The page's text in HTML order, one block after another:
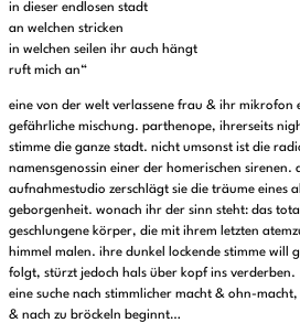
in dieser endlosen stadt
an welchen stricken
in welchen seilen ihr auch hängt
ruft mich an“
eine von der welt verlassene frau & ihr mikrofon
gefährliche mischung. parthenope, ihrerseits
stimme die ganze stadt. nicht umsonst ist die
namensgenossin einer der homerischen sirenen.
aufnahmestudio zerschlägt sie die träume eines
geborgenheit. wonach ihr der sinn steht: das
geschlungene körper, die mit ihrem letzten
himmel malen. ihre dunkel lockende stimme
folgt, stürzt jedoch hals über kopf ins verderben.
eine suche nach stimmlicher macht & ohn-
& nach zu bröckeln beginnt…